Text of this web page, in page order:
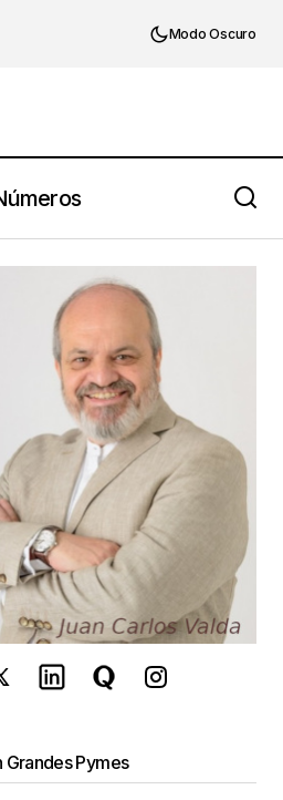
Modo Oscuro
el lugar donde yacen todas
Grandes Pymes